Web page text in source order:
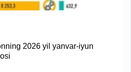
2026 yil yanvar-iyun